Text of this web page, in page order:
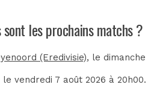
les prochains matchs ?
(Eredivisie), le dimanche
le vendredi 7 août 2026 à 20h00.